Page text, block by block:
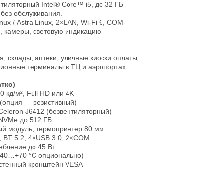
Intel® Core™ i5, до 32 ГБ
обслуживания.
/ Astra Linux, 2×LAN, Wi-Fi 6, COM-
камеры, световую индикацию.
склады, аптеки, уличные киоски оплаты,
терминалы в ТЦ и аэропортах.
кд/м², Full HD или 4K
(опция — резистивный)
J6412 (безвентиляторный)
до 512 ГБ
модуль, термопринтер 80 мм
BT 5.2, 4×USB 3.0, 2×COM
до 45 Вт
°C опционально)
кронштейн VESA